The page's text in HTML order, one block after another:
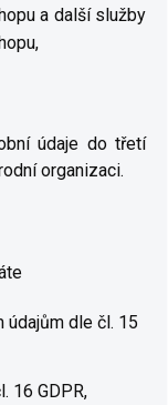
a další služby
údaje do třetí
organizaci.
dle čl. 15
16 GDPR,